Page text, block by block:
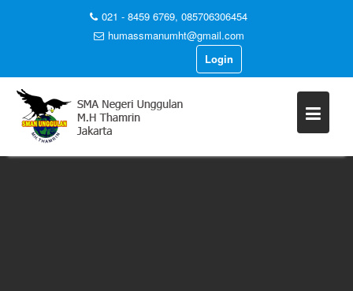
021 - 8459 6769, 085706306454
humassmanumht@gmail.com
Login